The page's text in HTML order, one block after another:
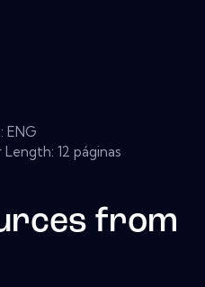
ENG
12 páginas
from